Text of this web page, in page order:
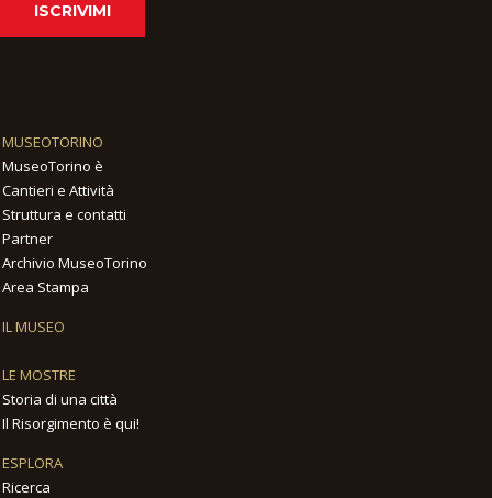
ISCRIVIMI
MUSEOTORINO
MuseoTorino è
Cantieri e Attività
Struttura e contatti
Partner
Archivio MuseoTorino
Area Stampa
IL MUSEO
LE MOSTRE
Storia di una città
Il Risorgimento è qui!
ESPLORA
Ricerca